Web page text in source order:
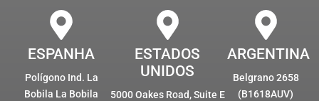
ESPANHA
Polígono Ind. La
Bobila La Bobila
ESTADOS
UNIDOS
5000 Oakes Road, Suite E
ARGENTINA
Belgrano 2658
(B1618AUV)